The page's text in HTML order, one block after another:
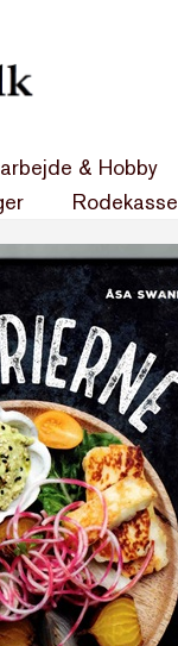
& Hobby
Rodekasse